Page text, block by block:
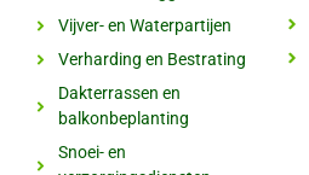
Vijver- en Waterpartijen
Verharding en Bestrating
Dakterrassen en
balkonbeplanting
Snoei- en